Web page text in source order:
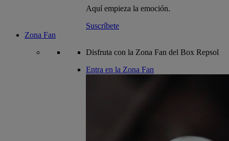
Aquí empieza la emoción.
Suscríbete
Zona Fan
Disfruta con la Zona Fan del Box Repsol
Entra en la Zona Fan